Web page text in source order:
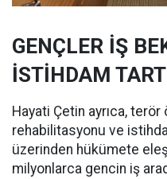
GENÇLER İŞ
İSTİHDAM
Hayati Çetin ayrıca,
rehabilitasyonu ve
üzerinden hükümete
milyonlarca gencin iş